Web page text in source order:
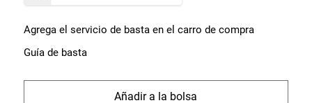
Agrega el servicio de basta en el carro de compra
Guía de basta
comprar